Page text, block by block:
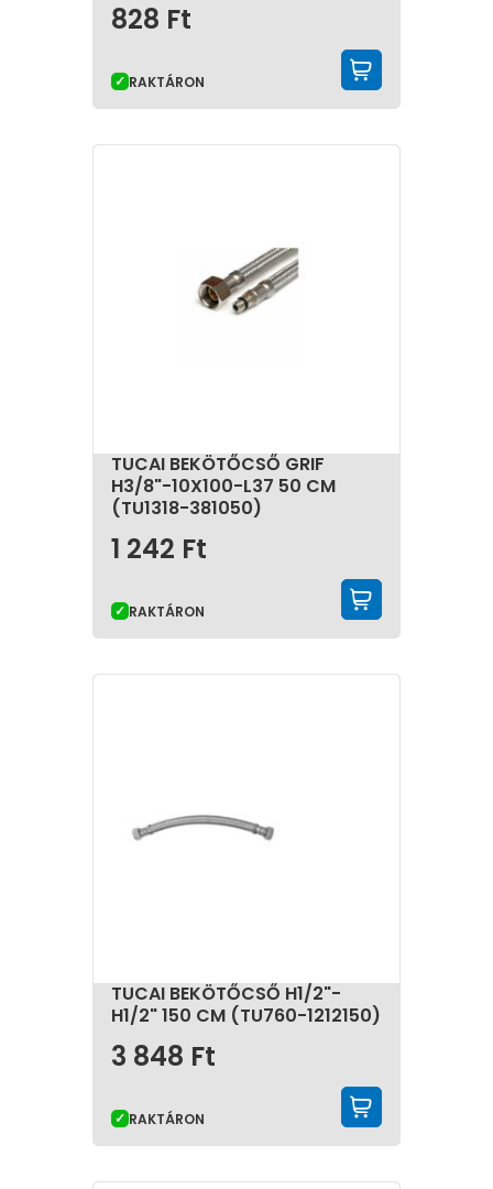
828 Ft
RAKTÁRON
TUCAI BEKÖTŐCSŐ GRIF
H3/8"-10X100-L37 50 CM
(TU1318-381050)
1 242 Ft
RAKTÁRON
TUCAI BEKÖTŐCSŐ H1/2"-
H1/2" 150 CM (TU760-1212150)
3 848 Ft
RAKTÁRON